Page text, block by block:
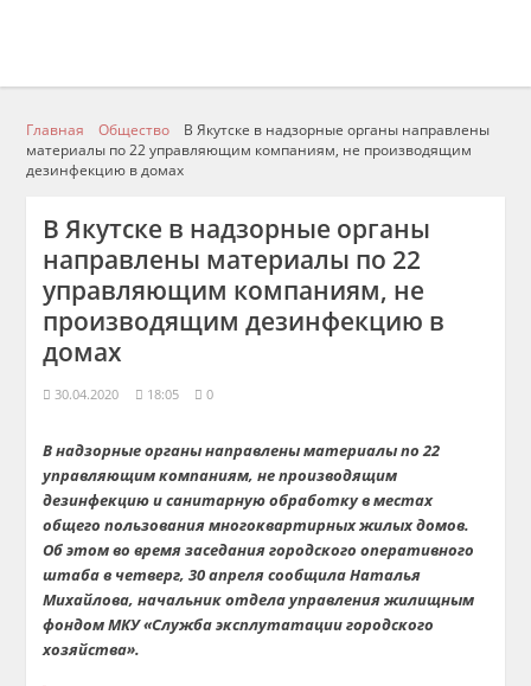
Главная Общество
В Якутске в надзорные органы направлены
материалы по 22 управляющим компаниям, не производящим
дезинфекцию в домах
В Якутске в надзорные органы
направлены материалы по 22
управляющим компаниям, не
производящим дезинфекцию в
домах
30.04.2020 18:05 0
В надзорные органы направлены материалы по 22
управляющим компаниям, не производящим
дезинфекцию и санитарную обработку в местах
общего пользования многоквартирных жилых домов.
Об этом во время заседания городского оперативного
штаба в четверг, 30 апрелясообщила Наталья
Михайлова, начальник отдела управления жилищным
фондом МКУ«Служба эксплутатации городского
хозяйства».